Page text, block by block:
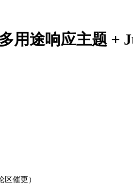
用途响应主题 +
区催更）